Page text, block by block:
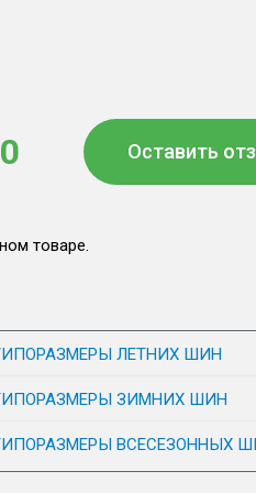
0 Оставить
товаре.
ЛЕТНИХ ШИН
ЗИМНИХ ШИН
ВСЕСЕЗОННЫХ